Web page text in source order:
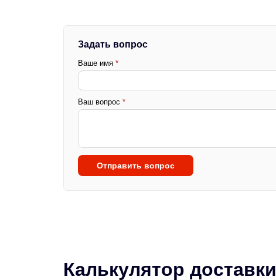
Задать вопрос
Ваше имя *
Ваш вопрос *
Отправить вопрос
Калькулятор доставки